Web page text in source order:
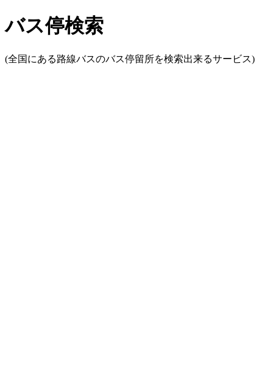
バス停検索
(全国にある路線バスのバス停留所を検索出来るサービス)